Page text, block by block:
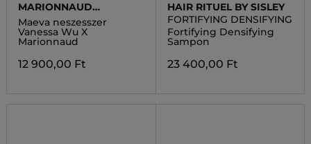
MARIONNAUD
PREMIUM HAIR CARE
Maeva neszesszer
Vanessa Wu X
Marionnaud
12 900,00 Ft
HAIR RITUEL BY SISLEY
FORTIFYING DENSIFYING
Fortifying Densifying
Sampon
23 400,00 Ft